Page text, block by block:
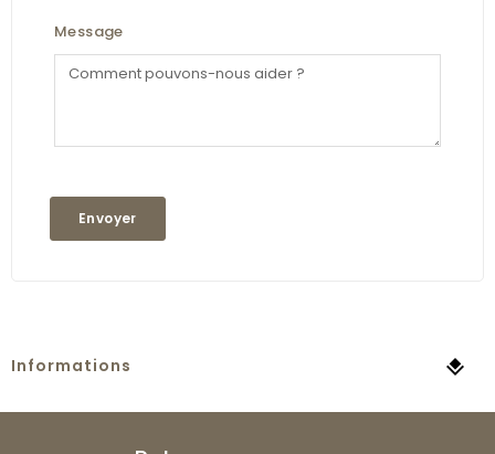
Message
Informations